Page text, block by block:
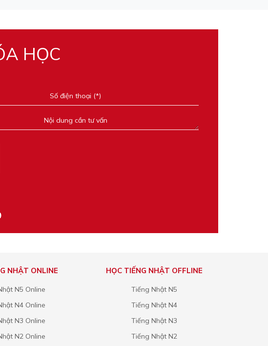
HỌC
NHẬT ONLINE
N5 Online
N4 Online
N3 Online
N2 Online
HỌC TIẾNG NHẬT OFFLINE
Tiếng Nhật N5
Tiếng Nhật N4
Tiếng Nhật N3
Tiếng Nhật N2